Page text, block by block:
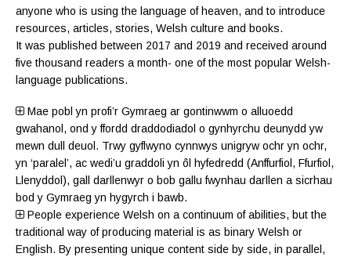
anyone who is using the language of heaven, and to introduce
resources, articles, stories, Welsh culture and books.
It was published between 2017 and 2019 and received around
five thousand readers a month- one of the most popular Welsh-
language publications.
Mae pobl yn profi’r Gymraeg ar gontinwwm o alluoedd
gwahanol, ond y ffordd draddodiadol o gynhyrchu deunydd yw
mewn dull deuol. Trwy gyflwyno cynnwys unigryw ochr yn ochr,
yn ‘paralel’, ac wedi’u graddoli yn ôl hyfedredd (Anffurfiol , Ffurfiol ,
Llenyddol ), gall darllenwyr o bob gallu fwynhau darllen a sicrhau
bod y Gymraeg yn hygyrch i bawb.
People experience Welsh on a continuum of abilities, but the
traditional way of producing material is as binary Welsh or
English. By presenting unique content side by side, in parallel,